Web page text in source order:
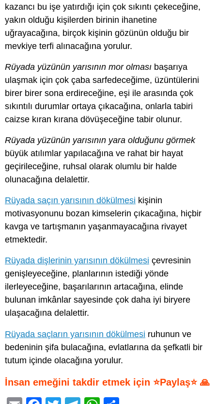
kazancı bu işe yatırdığı için çok sıkıntı çekeceğine,
yakın olduğu kişilerden birinin ihanetine
uğrayacağına, birçok kişinin gözünün olduğu bir
mevkiye terfi alınacağına yorulur.
Rüyada yüzünün yarısının mor olması başarıya
ulaşmak için çok çaba sarfedeceğime, üzüntülerini
birer birer sona erdireceğine, eşi ile arasında çok
sıkıntılı durumlar ortaya çıkacağına, onlarla tabiri
caizse kıran kırana dövüşeceğine tabir olunur.
Rüyada yüzünün yarısının yara olduğunu görmek
büyük atılımlar yapılacağına ve rahat bir hayat
geçirileceğine, ruhsal olarak olumlu bir halde
olunacağına delalettir.
Rüyada saçın yarısının dökülmesi kişinin
motivasyonunu bozan kimselerin çıkacağına, hiçbir
kavga ve tartışmanın yaşanmayacağına rivayet
etmektedir.
Rüyada dişlerinin yarısının dökülmesi çevresinin
genişleyeceğine, planlarının istediği yönde
ilerleyeceğine, başarılarının artacağına, elinde
bulunan imkânlar sayesinde çok daha iyi biryere
ulaşacağına delalettir.
Rüyada saçların yarısının dökülmesi ruhunun ve
bedeninin şifa bulacağına, evlatlarına da şefkatli bir
tutum içinde olacağına yorulur.
İnsan emeğini takdir etmek için ⭐Paylaş⭐ 🙏